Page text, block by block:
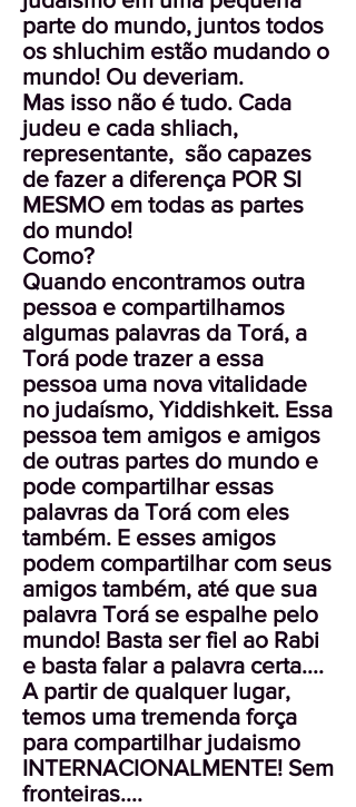
parte do mundo, juntos todos
os shluchim estão mudando o
mundo! Ou deveriam.
Mas isso não é tudo. Cada
judeu e cada shliach,
representante, são capazes
de fazer a diferença POR SI
MESMO em todas as partes
do mundo!
Como?
Quando encontramos outra
pessoa e compartilhamos
algumas palavras da Torá, a
Torá pode trazer a essa
pessoa uma nova vitalidade
no judaísmo, Yiddishkeit. Essa
pessoa tem amigos e amigos
de outras partes do mundo e
pode compartilhar essas
palavras da Torá com eles
também. E esses amigos
podem compartilhar com seus
amigos também, até que sua
palavra Torá se espalhe pelo
mundo! Basta ser fiel ao Rabi
e basta falar a palavra certa....
A partir de qualquer lugar,
temos uma tremenda força
para compartilhar judaismo
INTERNACIONALMENTE! Sem
fronteiras....